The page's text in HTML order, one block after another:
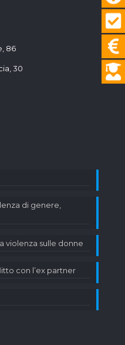
86
30
di genere,
violenza sulle donne
con l’ex partner